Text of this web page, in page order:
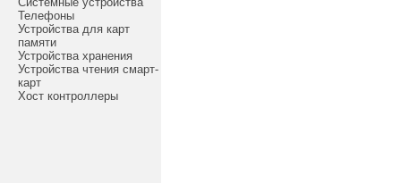
Телефоны
Устройства для карт
памяти
Устройства хранения
Устройства чтения смарт-
карт
Хост контроллеры